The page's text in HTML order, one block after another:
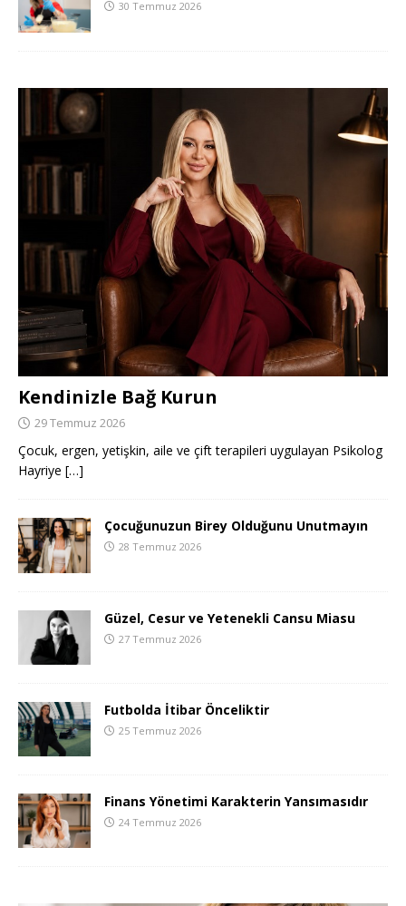
30 Temmuz 2026
Kendinizle Bağ Kurun
29 Temmuz 2026
Çocuk, ergen, yetişkin, aile ve çift terapileri uygulayan Psikolog
Hayriye […]
Çocuğunuzun Birey Olduğunu Unutmayın
28 Temmuz 2026
Güzel, Cesur ve Yetenekli Cansu Miasu
27 Temmuz 2026
Futbolda İtibar Önceliktir
25 Temmuz 2026
Finans Yönetimi Karakterin Yansımasıdır
24 Temmuz 2026